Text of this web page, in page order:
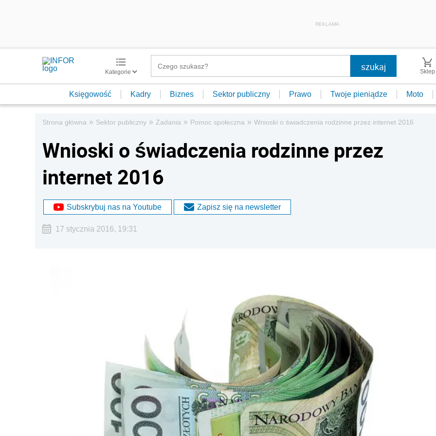
REKLAMA
Kategorie Sklep
Księgowość Kadry Biznes Sektor publiczny Prawo Twoje pieniądze Moto
Strona główna » Sektor publiczny » Zadania » Pomoc społeczna » Wnioski o świadczenia rodzinne przez internet 2016
Wnioski o świadczenia rodzinne przez
internet 2016
Subskrybuj nas na Youtube Zapisz się na newsletter
17 stycznia 2016, 19:31